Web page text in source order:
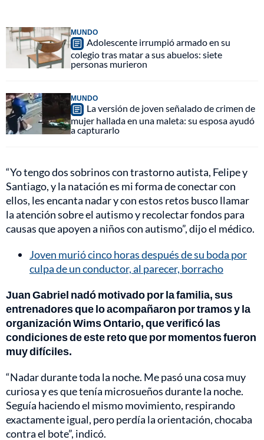
MUNDO
Adolescente irrumpió armado en su
colegio tras matar a sus abuelos: siete
personas murieron
MUNDO
La versión de joven señalado de crimen de
mujer hallada en una maleta: su esposa ayudó
a capturarlo
“Yo tengo dos sobrinos con trastorno autista, Felipe y
Santiago, y la natación es mi forma de conectar con
ellos, les encanta nadar y con estos retos busco llamar
la atención sobre el autismo y recolectar fondos para
causas que apoyen a niños con autismo”, dijo el médico.
Joven murió cinco horas después de su boda por
culpa de un conductor, al parecer, borracho
Juan Gabriel nadó motivado por la familia, sus
entrenadores que lo acompañaron por tramos y la
organización Wims Ontario, que verificó las
condiciones de este reto que por momentos fueron
muy difíciles.
“Nadar durante toda la noche. Me pasó una cosa muy
curiosa y es que tenía microsueños durante la noche.
Seguía haciendo el mismo movimiento, respirando
exactamente igual, pero perdía la orientación, chocaba
contra el bote”, indicó.